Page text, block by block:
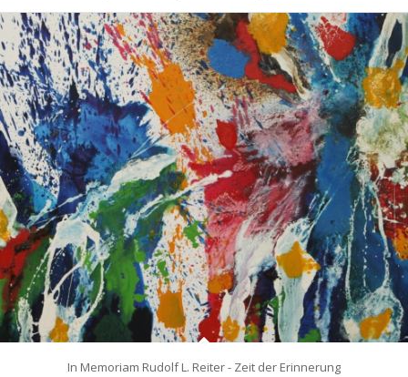
In Memoriam Rudolf L. Reiter - Zeit der Erinnerung